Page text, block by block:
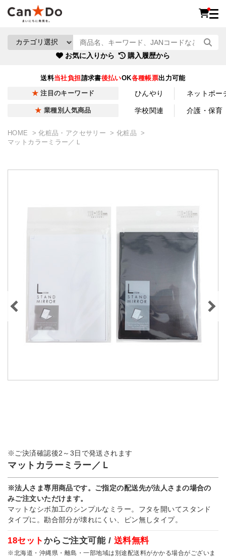
お気に入りから 購入履歴から
送料当社負担請求書後払いOK各種帳票出力可能
注目のキーワード ひんやり ネットポー
業種別人気商品 学校関連 介護・保育
HOME 化粧品・アクセサリー
化粧品
マットカラーミラー／Ｌ
※ご決済確認後2～3日で発送されます
マットカラーミラー／Ｌ
※法人さま専用商品です。ご指定の配送先が法人さまの場合の
みご注文いただけます。
マットなシボ加工のシンプルなミラー。フタを開いてスタンド
タイプに。勘合部分が壊れにくい、ピン無しタイプ。
18セット からご注文可能 / 送料無料
※北海道・沖縄県・離島・一部地域は別途配送料がかかる場合がございま